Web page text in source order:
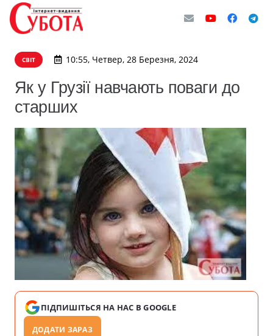
СВІТ 10:55, Четвер, 28 Березня, 2024
Як у Грузії навчають поваги до
старших
ПІДПИШІТЬСЯ НА НАС В GOOGLE
ДОДАТИ ЗАРАЗ